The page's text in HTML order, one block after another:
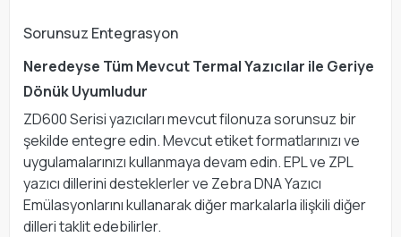
Sorunsuz Entegrasyon
Neredeyse Tüm Mevcut Termal Yazıcılar ile Geriye
Dönük Uyumludur
ZD600 Serisi yazıcıları mevcut filonuza sorunsuz bir
şekilde entegre edin. Mevcut etiket formatlarınızı ve
uygulamalarınızı kullanmaya devam edin. EPL ve ZPL
yazıcı dillerini desteklerler ve Zebra DNA Yazıcı
Emülasyonlarını kullanarak diğer markalarla ilişkili diğer
dilleri taklit edebilirler.